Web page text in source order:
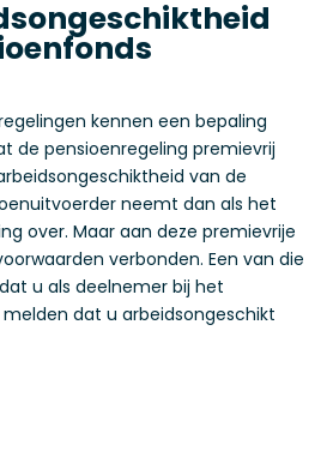
kennen een bepaling
de pensioenregeling premievrij
van de
neemt dan als het
over. Maar aan deze premievrije
verbonden. Een van die
u als deelnemer bij het
dat u arbeidsongeschikt